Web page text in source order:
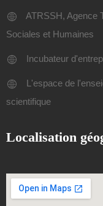
ATRSSH, Agence
Sociales et Humaines
Incubateur
L'espace de
scientifique
Localisation